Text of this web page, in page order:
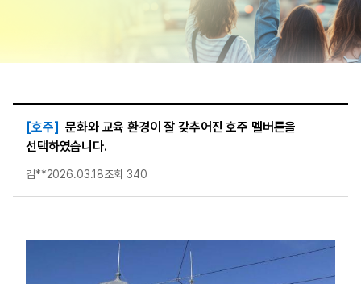
[호주] 문화와 교육 환경이 잘 갖추어진 호주 멜버른을
선택하였습니다.
김**2026.03.18조회 340